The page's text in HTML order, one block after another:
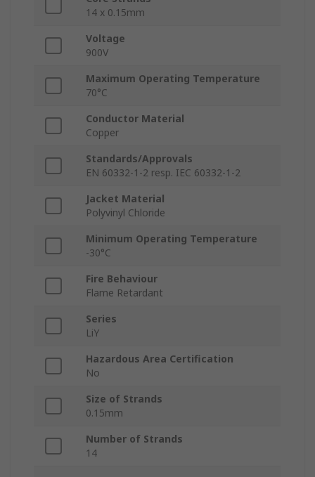
14 x 0.15mm
Voltage
900V
Maximum Operating Temperature
70°C
Conductor Material
Copper
Standards/Approvals
EN 60332-1-2 resp. IEC 60332-1-2
Jacket Material
Polyvinyl Chloride
Minimum Operating Temperature
-30°C
Fire Behaviour
Flame Retardant
Series
LiY
Hazardous Area Certification
No
Size of Strands
0.15mm
Number of Strands
14